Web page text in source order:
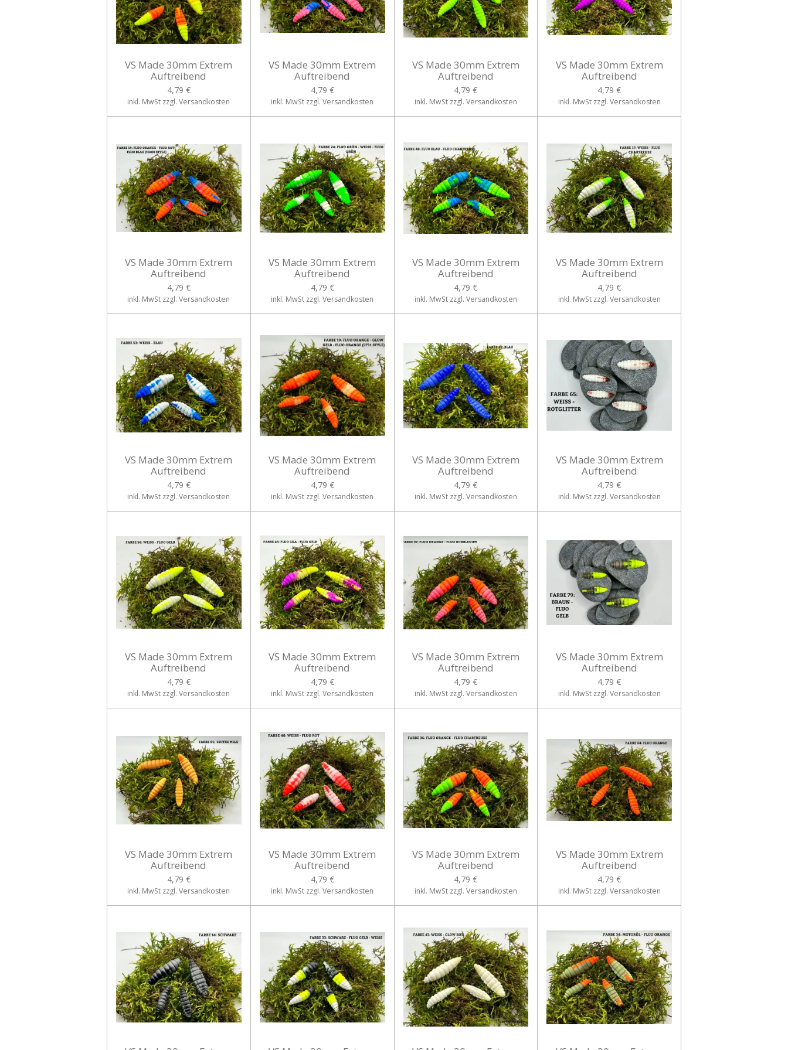
VS Made 30mm Extrem
Auftreibend
4,79 €
inkl. MwSt zzgl. Versandkosten
VS Made 30mm Extrem
Auftreibend
4,79 €
inkl. MwSt zzgl. Versandkosten
VS Made 30mm Extrem
Auftreibend
4,79 €
inkl. MwSt zzgl. Versandkosten
VS Made 30mm Extrem
Auftreibend
4,79 €
inkl. MwSt zzgl. Versandkosten
VS Made 30mm Extrem
Auftreibend
4,79 €
inkl. MwSt zzgl. Versandkosten
VS Made 30mm Extrem
Auftreibend
4,79 €
inkl. MwSt zzgl. Versandkosten
VS Made 30mm Extrem
Auftreibend
4,79 €
inkl. MwSt zzgl. Versandkosten
VS Made 30mm Extrem
Auftreibend
4,79 €
inkl. MwSt zzgl. Versandkosten
VS Made 30mm Extrem
Auftreibend
4,79 €
inkl. MwSt zzgl. Versandkosten
VS Made 30mm Extrem
Auftreibend
4,79 €
inkl. MwSt zzgl. Versandkosten
VS Made 30mm Extrem
Auftreibend
4,79 €
inkl. MwSt zzgl. Versandkosten
VS Made 30mm Extrem
Auftreibend
4,79 €
inkl. MwSt zzgl. Versandkosten
VS Made 30mm Extrem
Auftreibend
4,79 €
inkl. MwSt zzgl. Versandkosten
VS Made 30mm Extrem
Auftreibend
4,79 €
inkl. MwSt zzgl. Versandkosten
VS Made 30mm Extrem
Auftreibend
4,79 €
inkl. MwSt zzgl. Versandkosten
VS Made 30mm Extrem
Auftreibend
4,79 €
inkl. MwSt zzgl. Versandkosten
VS Made 30mm Extrem
Auftreibend
4,79 €
inkl. MwSt zzgl. Versandkosten
VS Made 30mm Extrem
Auftreibend
4,79 €
inkl. MwSt zzgl. Versandkosten
VS Made 30mm Extrem
Auftreibend
4,79 €
inkl. MwSt zzgl. Versandkosten
VS Made 30mm Extrem
Auftreibend
4,79 €
inkl. MwSt zzgl. Versandkosten